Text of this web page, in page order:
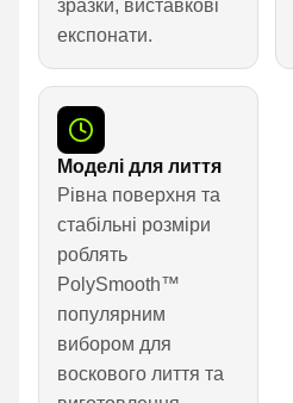
зразки, виставкові
експонати.
Моделі для лиття
Рівна поверхня та
стабільні розміри
роблять
PolySmooth™
популярним
вибором для
воскового лиття та